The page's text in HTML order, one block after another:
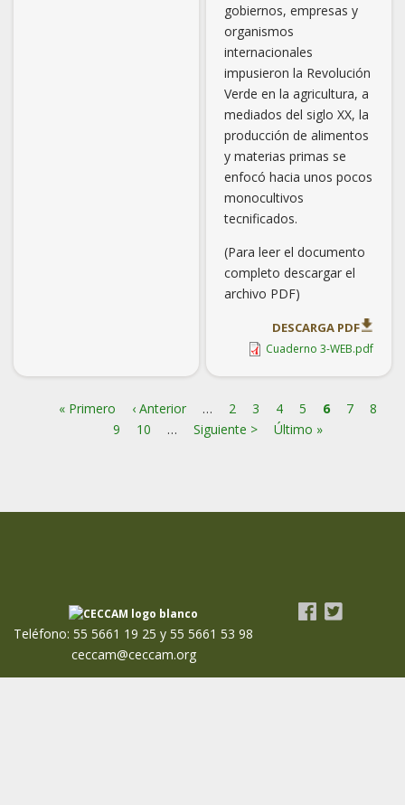
gobiernos, empresas y
organismos
internacionales
impusieron la Revolución
Verde en la agricultura, a
mediados del siglo XX, la
producción de alimentos
y materias primas se
enfocó hacia unos pocos
monocultivos
tecnificados.
(Para leer el documento
completo descargar el
archivo PDF)
DESCARGA PDF
Cuaderno 3-WEB.pdf
Paginación
Primera
« Primero
Página
anterior
‹ Anterior … Page
2 Page
3 Page
4 Page
5
Página
actual
6 Page
7 Page
8
9
Page
10 …
Siguiente
Siguiente >
Última
Último »
Teléfono: 55 5661 19 25 y 55 5661 53 98
ceccam@ceccam.org